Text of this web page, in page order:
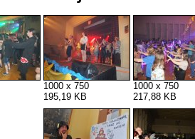
1000 x 750
195,19 KB
1000 x 750
217,88 KB